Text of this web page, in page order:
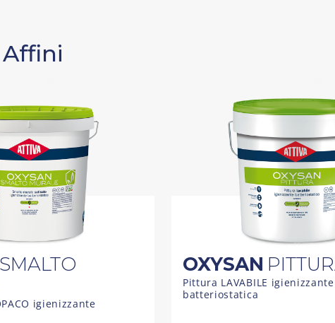
SMALTO
igienizzante
OXYSAN
Pittura LAVABILE igienizzante
batteriostatica